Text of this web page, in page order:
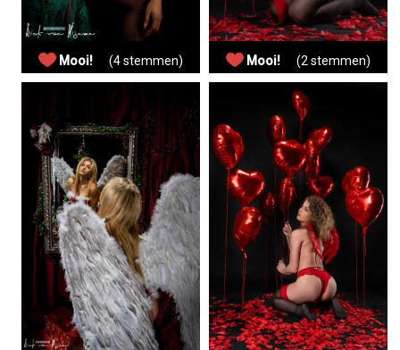
Mooi! (4 stemmen) Mooi! (2 stemmen)